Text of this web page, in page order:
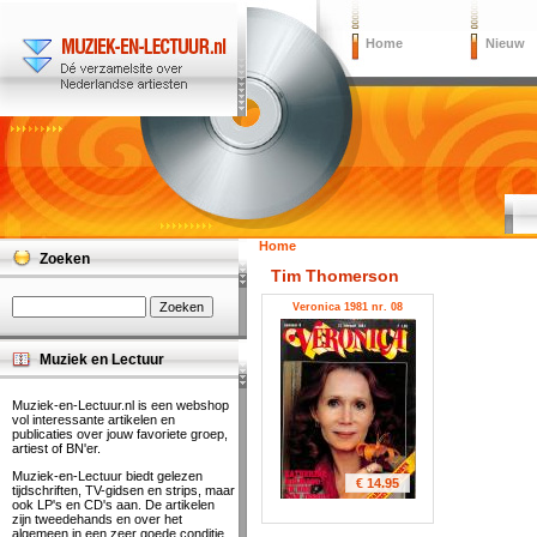
Home Nieuw
Home
Tim Thomerson
Veronica 1981 nr. 08
€ 14.95
Zoeken
Muziek en Lectuur
Muziek-en-Lectuur.nl is een webshop
vol interessante artikelen en
publicaties over jouw favoriete groep,
artiest of BN'er.
Muziek-en-Lectuur biedt gelezen
tijdschriften, TV-gidsen en strips, maar
ook LP's en CD's aan. De artikelen
zijn tweedehands en over het
algemeen in een zeer goede conditie.